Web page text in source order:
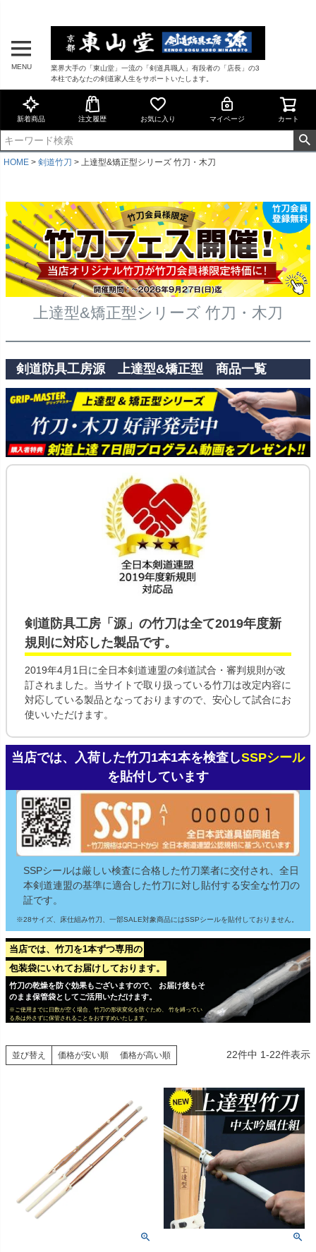
MENU
業界大手の「東山堂」一流の「剣道具職人」有段者の「店長」の3
本柱であなたの剣道家人生をサポートいたします。
新着商品 注文履歴 お気に入り マイページ カート
HOME 剣道竹刀 上達型&矯正型シリーズ 竹刀・木刀
上達型&矯正型シリーズ 竹刀・木刀
剣道防具工房源 上達型&矯正型 商品一覧
剣道防具工房「源」の竹刀 は全て2019年度新
規則 に対応した製品です。
2019年4月1日に全日本剣道連盟の剣道試合・審判規則が改
訂されました。当サイトで取り扱っている竹刀は改定内容に
対応している製品となっておりますので、安心して試合にお
使いいただけます。
当店では、入荷した竹刀1本1本を検査しSSPシール
を貼付しています
SSPシールは厳しい検査に合格した竹刀業者に交付され、全日
本剣道連盟の基準に適合した竹刀に対し貼付する安全な竹刀の
証です。
※28サイズ、床仕組み竹刀、一部SALE対象商品にはSSPシールを貼付しておりません。
当店では、竹刀を1本ずつ専用の
包装袋にいれてお届けしております。
竹刀の乾燥を防ぐ効果もございますので、 お届け後もそ
のまま保管袋としてご活用いただけます。
※ご使用までに日数が空く場合、竹刀の形状変化を防ぐため、 竹を縛ってい
る糸は外さずに保管されることをおすすめいたします。
並び替え 価格が安い順 価格が高い順 22件中 1-22件表示